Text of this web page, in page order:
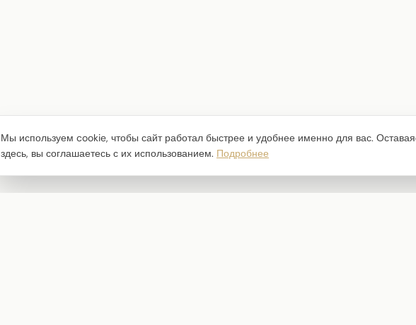
Мы используем cookie, чтобы сайт работал быстрее и удобнее именно для вас.
здесь, вы соглашаетесь с их использованием. Подробнее